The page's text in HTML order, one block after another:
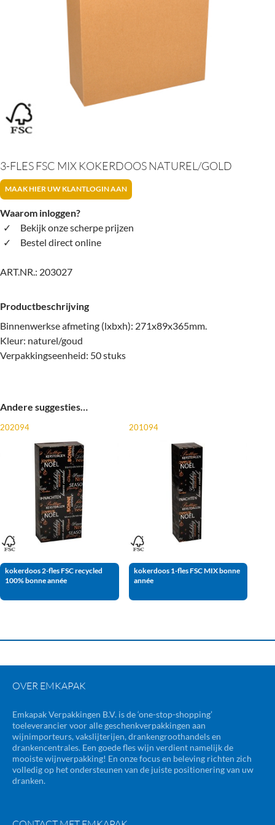
3-FLES FSC MIX KOKERDOOS NATUREL/GOLD
MAAK HIER UW KLANTLOGIN AAN
Waarom inloggen?
Bekijk onze scherpe prijzen
Bestel direct online
ART.NR.: 203027
Productbeschrijving
Binnenwerkse afmeting (lxbxh): 271x89x365mm.
Kleur: naturel/goud
Verpakkingseenheid: 50 stuks
Andere suggesties…
202094
kokerdoos 2-fles FSC recycled
100% bonne année
201094
kokerdoos 1-fles FSC MIX bonne
année
OVER EMKAPAK
Emkapak Verpakkingen B.V. is de ‘one-stop-shopping’
toeleverancier voor alle geschenkverpakkingen aan
wijnimporteurs, vakslijterijen, drankengroothandels en
drankencentrales. Een goede fles wijn verdient namelijk de
mooiste wijnverpakking! En onze focus en beleving richten zich
volledig op het ondersteunen van de juiste positionering van uw
dranken.